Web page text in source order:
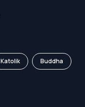
Katolik Buddha